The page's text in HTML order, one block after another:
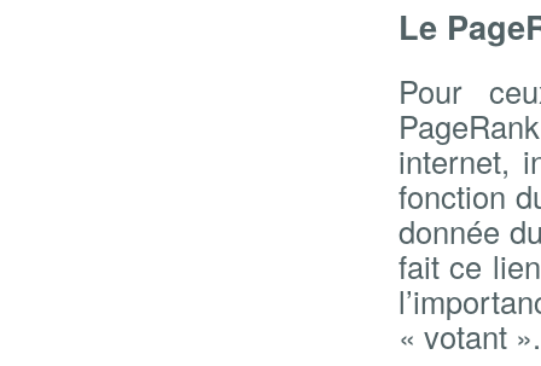
Le
Pour
internet,
fonction
donnée
fait ce
« votant ».